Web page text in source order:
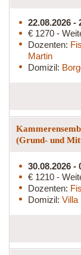
22.08.2026 -
€ 1270 -
Dozenten:
Martin
Domizil:
(Grund- und
30.08.2026 -
€ 1210 -
Dozenten:
Domizil: Villa